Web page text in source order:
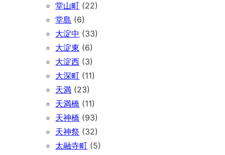
堂山町 (22)
堂島 (6)
大淀中 (33)
大淀東 (6)
大淀西 (3)
大深町 (11)
天満 (23)
天満橋 (11)
天神橋 (93)
天神祭 (32)
太融寺町 (5)